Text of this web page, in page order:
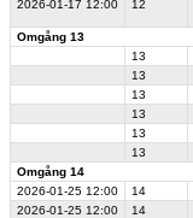
2026-01-17 12:00 12
Omgång 13
13
13
13
13
13
13
Omgång 14
2026-01-25 12:00 14
2026-01-25 12:00 14